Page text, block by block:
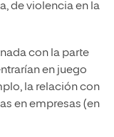
de violencia en la
con la parte
en juego
la relación con
en empresas (en